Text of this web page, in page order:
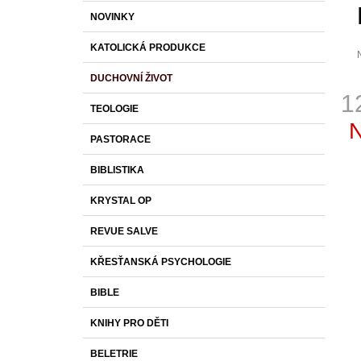
kategorie
K
A
T
E
G
O
R
E
NOVINKY
KATOLICKÁ PRODUKCE
DUCHOVNÍ ŽIVOT
TEOLOGIE
PASTORACE
BIBLISTIKA
KRYSTAL OP
REVUE SALVE
KŘESŤANSKÁ PSYCHOLOGIE
BIBLE
KNIHY PRO DĚTI
BELETRIE
z
5